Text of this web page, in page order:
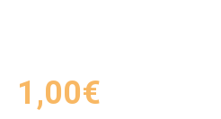
1,00€